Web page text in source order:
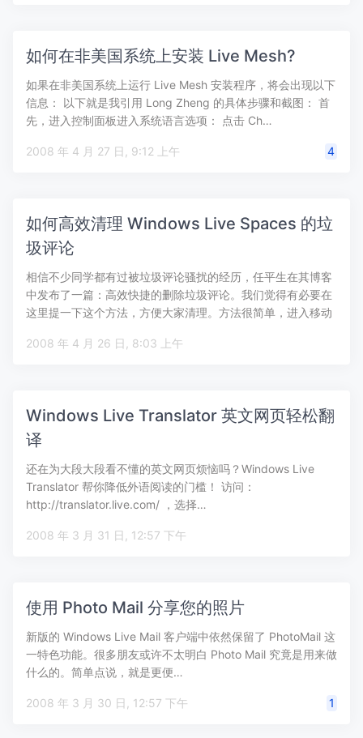
如何在非美国系统上安装 Live Mesh?
如果在非美国系统上运行 Live Mesh 安装程序，将会出现以下
信息： 以下就是我引用 Long Zheng 的具体步骤和截图： 首
先，进入控制面板进入系统语言选项： 点击 Ch…
2008 年 4 月 27 日, 9:12 上午 4
如何高效清理 Windows Live Spaces 的垃
圾评论
相信不少同学都有过被垃圾评论骚扰的经历，任平生在其博客
中发布了一篇：高效快捷的删除垃圾评论。我们觉得有必要在
这里提一下这个方法，方便大家清理。方法很简单，进入移动
2008 年 4 月 26 日, 8:03 上午
Windows Live Translator 英文网页轻松翻
译
还在为大段大段看不懂的英文网页烦恼吗？Windows Live
Translator 帮你降低外语阅读的门槛！ 访问：
http://translator.live.com/ ，选择…
2008 年 3 月 31 日, 12:57 下午
使用 Photo Mail 分享您的照片
新版的 Windows Live Mail 客户端中依然保留了 PhotoMail 这
一特色功能。很多朋友或许不太明白 Photo Mail 究竟是用来做
什么的。简单点说，就是更便…
2008 年 3 月 30 日, 12:57 下午 1